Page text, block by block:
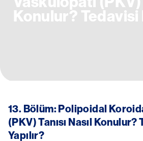
Konulur? Tedavisi
13. Bölüm: Polipoidal
(PKV) Tanısı Nasıl Konulur?
Yapılır?